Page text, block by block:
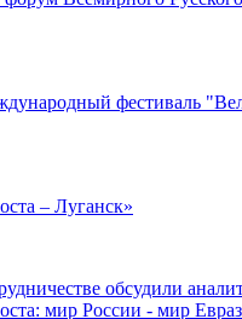
фестиваль
– Луганск»
обсудили
мир России - мир